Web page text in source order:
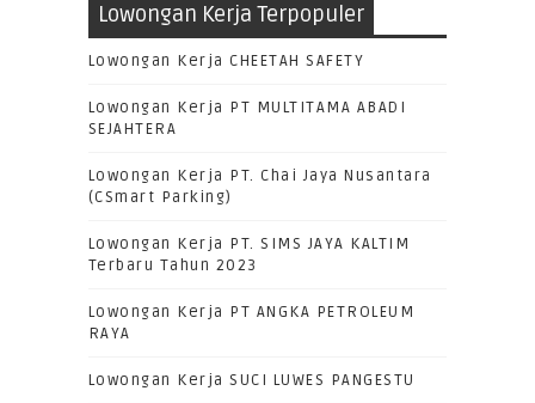
Lowongan Kerja Terpopuler
Lowongan Kerja CHEETAH SAFETY
Lowongan Kerja PT MULTITAMA ABADI
SEJAHTERA
Lowongan Kerja PT. Chai Jaya Nusantara
(CSmart Parking)
Lowongan Kerja PT. SIMS JAYA KALTIM
Terbaru Tahun 2023
Lowongan Kerja PT ANGKA PETROLEUM
RAYA
Lowongan Kerja SUCI LUWES PANGESTU